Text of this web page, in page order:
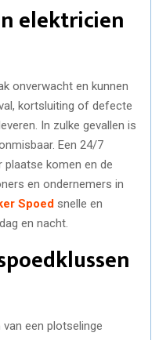
elektricien
onverwacht en kunnen
kortsluiting of defecte
In zulke gevallen is
Een 24/7
plaatse komen en de
en ondernemers in
Spoed snelle en
en nacht.
een plotselinge